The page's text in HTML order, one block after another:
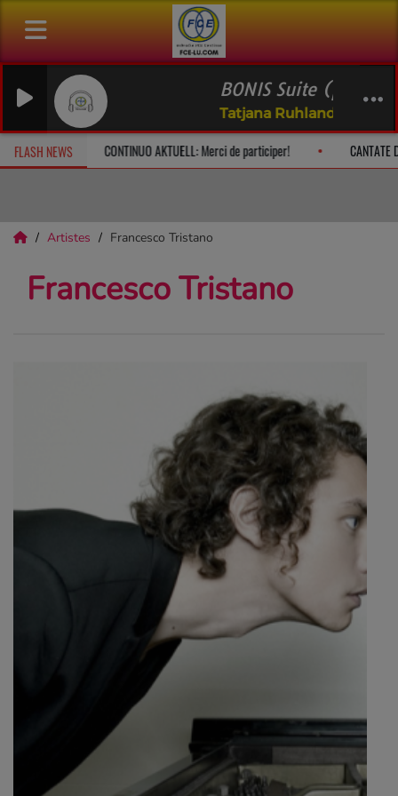
BONIS Suite (pfv) op.59
Tatjana Ruhland, Lukas
FLASH NEWS
dimanche à 10h CONTINUO AKTUELL: Merci de participer!
Artistes Francesco Tristano
Francesco Tristano